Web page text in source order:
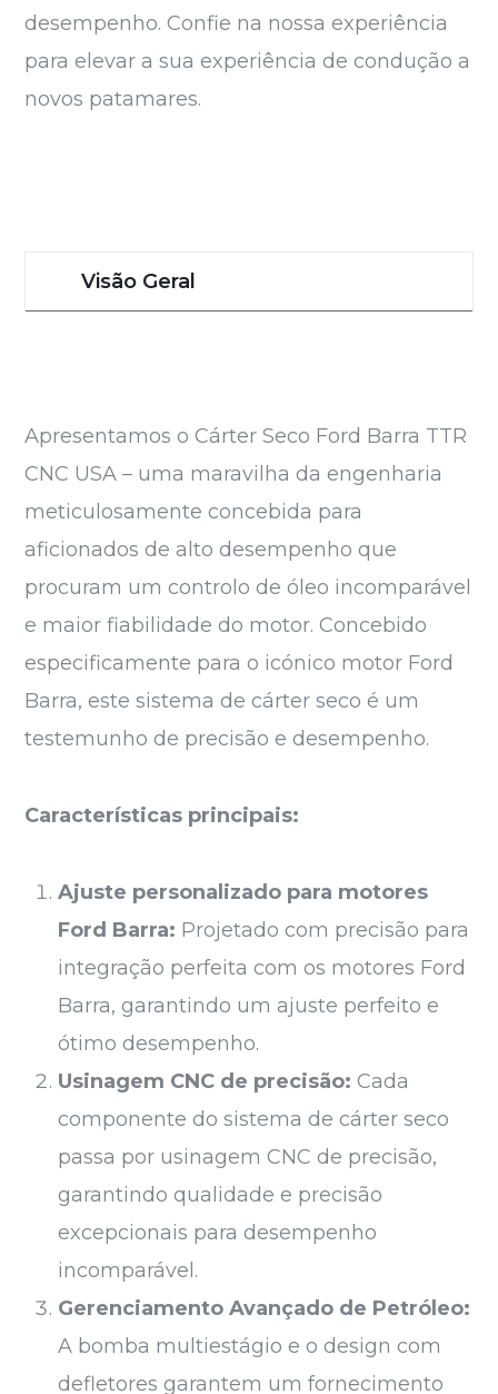
desempenho. Confie na nossa experiência
para elevar a sua experiência de condução a
novos patamares.
Visão Geral
Apresentamos o Cárter Seco Ford Barra TTR
CNC USA – uma maravilha da engenharia
meticulosamente concebida para
aficionados de alto desempenho que
procuram um controlo de óleo incomparável
e maior fiabilidade do motor. Concebido
especificamente para o icónico motor Ford
Barra, este sistema de cárter seco é um
testemunho de precisão e desempenho.
Características principais:
Ajuste personalizado para motores
Ford Barra: Projetado com precisão para
integração perfeita com os motores Ford
Barra, garantindo um ajuste perfeito e
ótimo desempenho.
Usinagem CNC de precisão: Cada
componente do sistema de cárter seco
passa por usinagem CNC de precisão,
garantindo qualidade e precisão
excepcionais para desempenho
incomparável.
Gerenciamento Avançado de Petróleo:
A bomba multiestágio e o design com
defletores garantem um fornecimento